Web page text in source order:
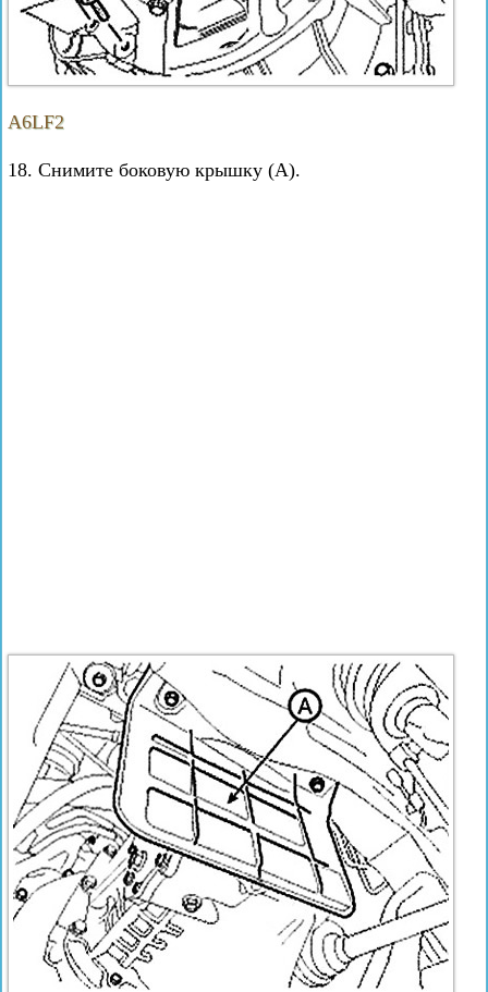
A6LF2
18. Снимите боковую крышку (А).